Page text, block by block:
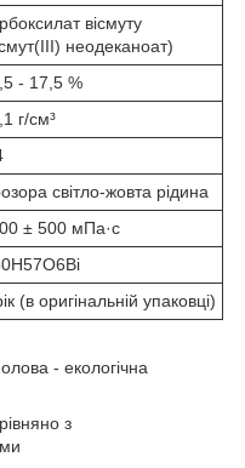
вісмуту
неодеканоат)
- 17,5 %
г/см³
світло-жовта рідина
± 500 мПа·с
H57O6Bi
(в оригінальній упаковці)
- екологічна
з